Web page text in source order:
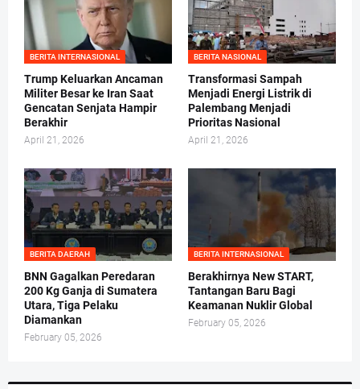
BERITA INTERNASIONAL
Trump Keluarkan Ancaman
Militer Besar ke Iran Saat
Gencatan Senjata Hampir
Berakhir
April 21, 2026
BERITA NASIONAL
Transformasi Sampah
Menjadi Energi Listrik di
Palembang Menjadi
Prioritas Nasional
April 21, 2026
BERITA DAERAH
BNN Gagalkan Peredaran
200 Kg Ganja di Sumatera
Utara, Tiga Pelaku
Diamankan
February 05, 2026
BERITA INTERNASIONAL
Berakhirnya New START,
Tantangan Baru Bagi
Keamanan Nuklir Global
February 05, 2026